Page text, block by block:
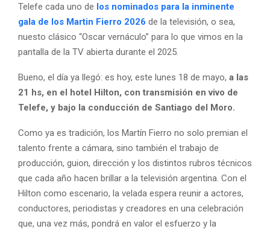
Telefe cada uno de los nominados para la inminente
gala de los Martin Fierro 2026 de la televisión, o sea,
nuesto clásico “Oscar vernáculo” para lo que vimos en la
pantalla de la TV abierta durante el 2025.
Bueno, el día ya llegó: es hoy, este lunes 18 de mayo, a las
21 hs, en el hotel Hilton, con transmisión en vivo de
Telefe, y bajo la conducción de Santiago del Moro.
Como ya es tradición, los Martín Fierro no solo premian el
talento frente a cámara, sino también el trabajo de
producción, guion, dirección y los distintos rubros técnicos
que cada año hacen brillar a la televisión argentina. Con el
Hilton como escenario, la velada espera reunir a actores,
conductores, periodistas y creadores en una celebración
que, una vez más, pondrá en valor el esfuerzo y la